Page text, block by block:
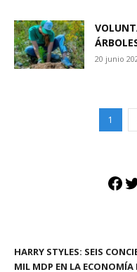
20 junio
1
HARRY STYLES: SEIS
MIL MDP EN LA ECONOMÍA